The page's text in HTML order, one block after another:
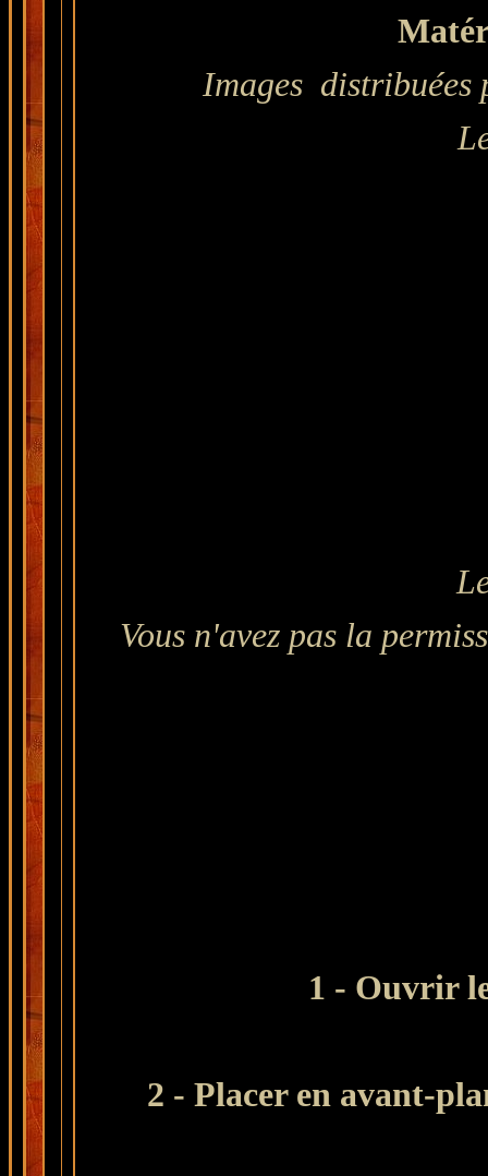
Images distribuées
Vous n'avez pas la
1 - Ouvrir
2 - Placer en avant-